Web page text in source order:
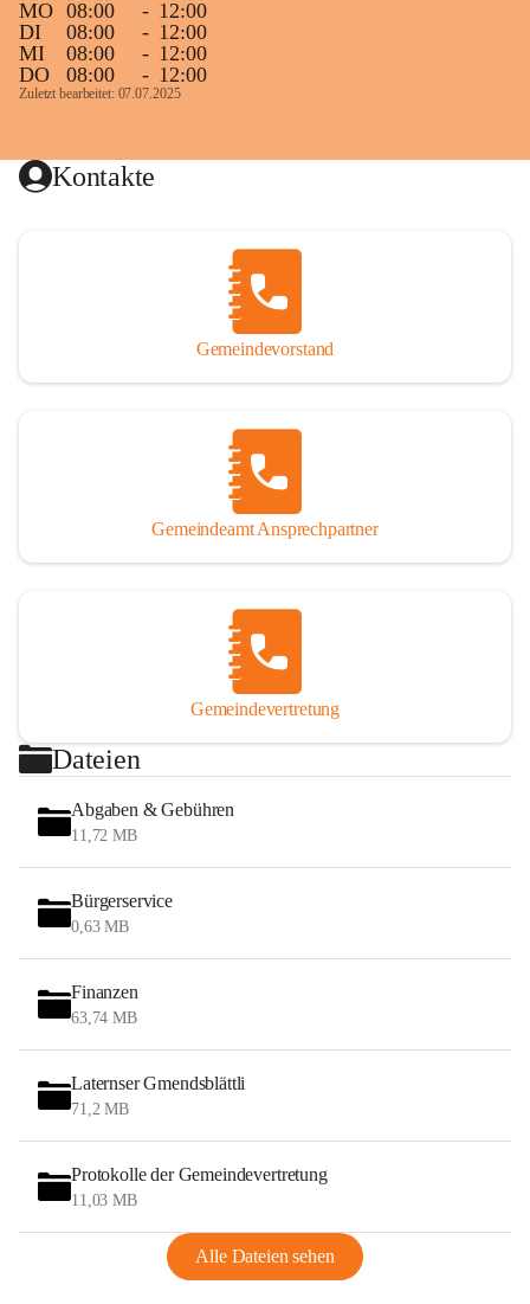
MO 08:00 - 12:00
DI
08:00 - 12:00
MI
08:00 - 12:00
DO
08:00 - 12:00
Zuletzt bearbeitet: 07.07.2025
Kontakte
Gemeindevorstand
Gemeindeamt Ansprechpartner
Gemeindevertretung
Dateien
Abgaben & Gebühren
11,72 MB
Bürgerservice
0,63 MB
Finanzen
63,74 MB
Laternser Gmendsblättli
71,2 MB
Protokolle der Gemeindevertretung
11,03 MB
Alle Dateien sehen